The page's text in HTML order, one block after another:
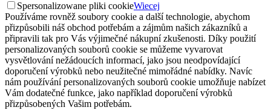
Spersonalizowane pliki cookieWiecej
Používáme rovněž soubory cookie a další technologie, abychom
přizpůsobili náš obchod potřebám a zájmům našich zákazníků a
připravili tak pro Vás výjimečné nákupní zkušenosti. Díky použití
personalizovaných souborů cookie se můžeme vyvarovat
vysvětlování nežádoucích informací, jako jsou neodpovídající
doporučení výrobků nebo neužitečné mimořádné nabídky. Navíc
nám používání personalizovaných souborů cookie umožňuje nabízet
Vám dodatečné funkce, jako například doporučení výrobků
přizpůsobených Vašim potřebám.